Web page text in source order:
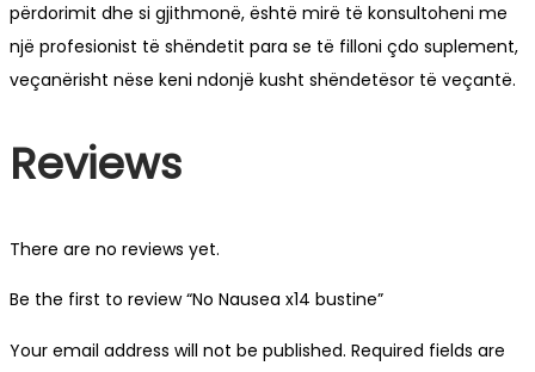
përdorimit dhe si gjithmonë, është mirë të konsultoheni me
një profesionist të shëndetit para se të filloni çdo suplement,
veçanërisht nëse keni ndonjë kusht shëndetësor të veçantë.
Reviews
There are no reviews yet.
Be the first to review “No Nausea x14 bustine”
Your email address will not be published. Required fields are